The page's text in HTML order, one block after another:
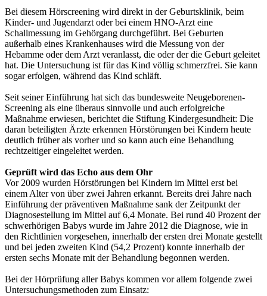
Bei diesem Hörscreening wird direkt in der Geburtsklinik, beim
Kinder- und Jugendarzt oder bei einem HNO-Arzt eine
Schallmessung im Gehörgang durchgeführt. Bei Geburten
außerhalb eines Krankenhauses wird die Messung von der
Hebamme oder dem Arzt veranlasst, die oder der die Geburt geleitet
hat. Die Untersuchung ist für das Kind völlig schmerzfrei. Sie kann
sogar erfolgen, während das Kind schläft.
Seit seiner Einführung hat sich das bundesweite Neugeborenen-
Screening als eine überaus sinnvolle und auch erfolgreiche
Maßnahme erwiesen, berichtet die Stiftung Kindergesundheit: Die
daran beteiligten Ärzte erkennen Hörstörungen bei Kindern heute
deutlich früher als vorher und so kann auch eine Behandlung
rechtzeitiger eingeleitet werden.
Geprüft wird das Echo aus dem Ohr
Vor 2009 wurden Hörstörungen bei Kindern im Mittel erst bei
einem Alter von über zwei Jahren erkannt. Bereits drei Jahre nach
Einführung der präventiven Maßnahme sank der Zeitpunkt der
Diagnosestellung im Mittel auf 6,4 Monate. Bei rund 40 Prozent der
schwerhörigen Babys wurde im Jahre 2012 die Diagnose, wie in
den Richtlinien vorgesehen, innerhalb der ersten drei Monate gestellt
und bei jeden zweiten Kind (54,2 Prozent) konnte innerhalb der
ersten sechs Monate mit der Behandlung begonnen werden.
Bei der Hörprüfung aller Babys kommen vor allem folgende zwei
Untersuchungsmethoden zum Einsatz: